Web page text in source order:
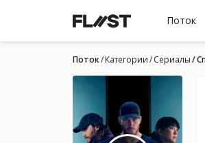
Поток
Поток Категории Cериалы